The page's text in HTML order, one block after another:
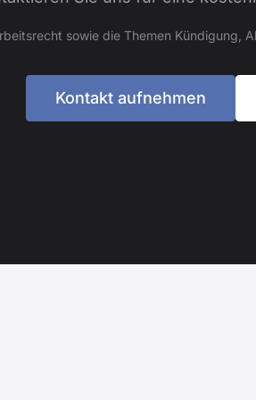
sowie die Themen Kündigung,
Kontakt aufnehmen